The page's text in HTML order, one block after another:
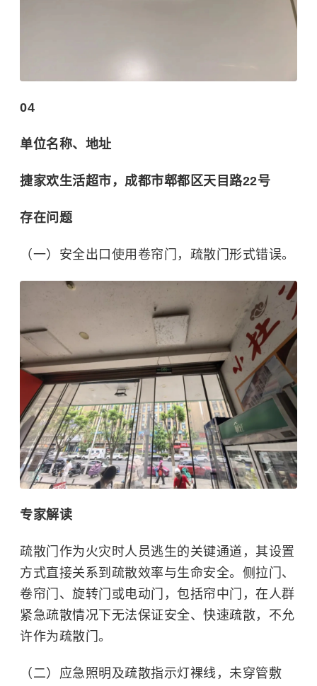
04
单位名称、地址
捷家欢生活超市，成都市郫都区天目路22号
存在问题
（一）安全出口使用卷帘门，疏散门形式错误。
专家解读
疏散门作为火灾时人员逃生的关键通道，其设置
方式直接关系到疏散效率与生命安全。侧拉门、
卷帘门、旋转门或电动门，包括帘中门，在人群
紧急疏散情况下无法保证安全、快速疏散，不允
许作为疏散门。
（二）应急照明及疏散指示灯裸线，未穿管敷